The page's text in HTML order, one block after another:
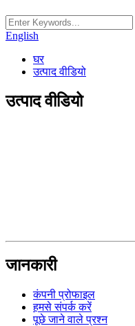
English
घर
उत्पाद वीडियो
उत्पाद वीडियो
जानकारी
कंपनी प्रोफाइल
हमसे संपर्क करें
पूछे जाने वाले प्रश्न